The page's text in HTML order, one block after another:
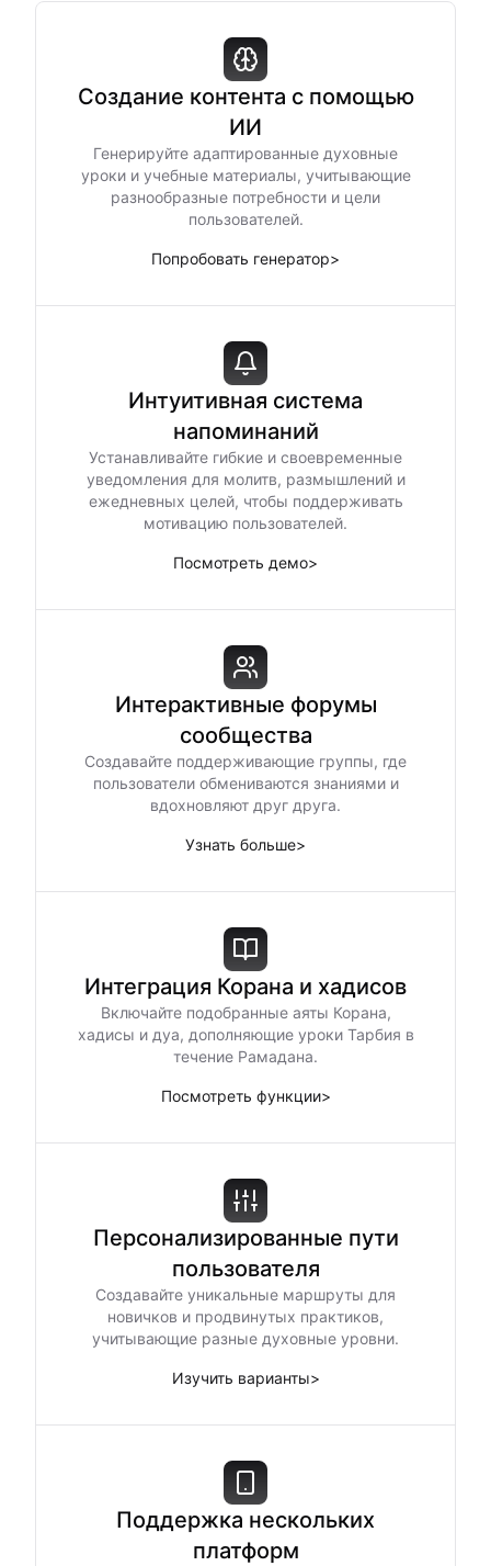
Создание контента с помощью
ИИ
Генерируйте адаптированные духовные
уроки и учебные материалы, учитывающие
разнообразные потребности и цели
пользователей.
Попробовать генератор>
Интуитивная система
напоминаний
Устанавливайте гибкие и своевременные
уведомления для молитв, размышлений и
ежедневных целей, чтобы поддерживать
мотивацию пользователей.
Посмотреть демо>
Интерактивные форумы
сообщества
Создавайте поддерживающие группы, где
пользователи обмениваются знаниями и
вдохновляют друг друга.
Узнать больше>
Интеграция Корана и хадисов
Включайте подобранные аяты Корана,
хадисы и дуа, дополняющие уроки Тарбия в
течение Рамадана.
Посмотреть функции>
Персонализированные пути
пользователя
Создавайте уникальные маршруты для
новичков и продвинутых практиков,
учитывающие разные духовные уровни.
Изучить варианты>
Поддержка нескольких
платформ